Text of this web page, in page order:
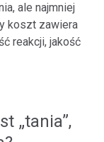
ale najmniej
koszt zawiera
reakcji, jakość
„tania”,